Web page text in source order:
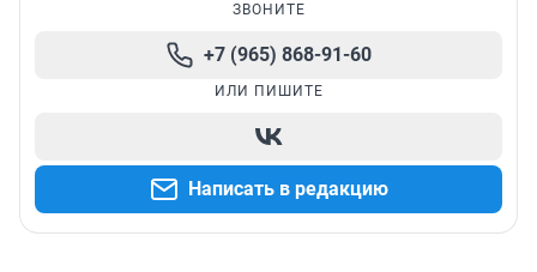
ЗВОНИТЕ
+7 (965) 868-91-60
ИЛИ ПИШИТЕ
Написать в редакцию